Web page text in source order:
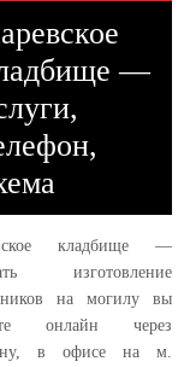
—
кладбище —
изготовление
на могилу вы
онлайн через
в офисе на м.